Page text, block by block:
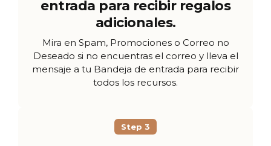
entrada para recibir regalos
adicionales.
Mira en Spam, Promociones o Correo no
Deseado si no encuentras el correo y lleva el
mensaje a tu Bandeja de entrada para recibir
todos los recursos.
Step 3